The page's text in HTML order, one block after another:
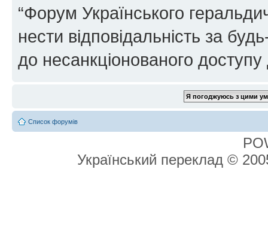
“Форум Українського
нести відповідальність за
до несанкціонованого доступу
Список форумів
Український переклад ©